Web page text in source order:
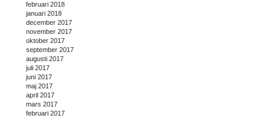
februari 2018
januari 2018
december 2017
november 2017
oktober 2017
september 2017
augusti 2017
juli 2017
juni 2017
maj 2017
april 2017
mars 2017
februari 2017